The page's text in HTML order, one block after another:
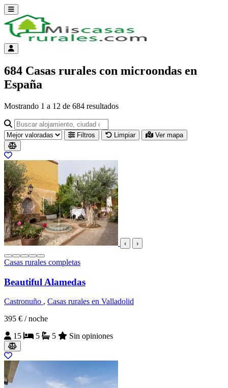
Abrir menú
Menú de cuenta
684 Casas rurales con microondas en
España
Mostrando 1 a 12 de 684 resultados
Buscar alojamiento, ciudad o provincia para ir a su página
Filtros Limpiar Ver mapa
Resultados del listado
‹ ›
Casas rurales completas
Beautiful Alamedas
Castronuño , Casas rurales en Valladolid
395 € / noche
15
5 5 Sin opiniones